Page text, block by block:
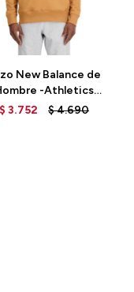
New Balance de
-Athletics
MT31501TOB
$ 3.752 $4.690